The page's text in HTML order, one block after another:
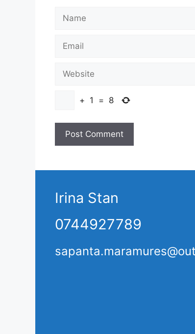
Name
Email
Website
+ 1 = 8
Irina Stan
0744927789